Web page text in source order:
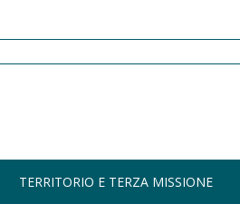
TERRITORIO E TERZA MISSIONE